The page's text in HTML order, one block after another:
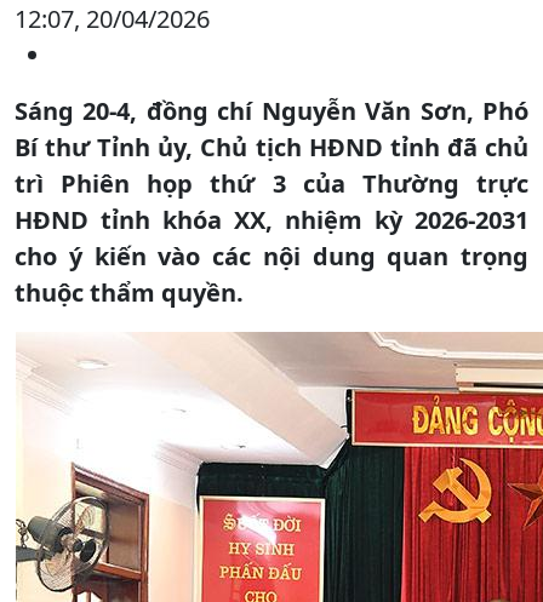
12:07, 20/04/2026
Sáng 20-4, đồng chí Nguyễn Văn Sơn, Phó
Bí thư Tỉnh ủy, Chủ tịch HĐND tỉnh đã chủ
trì Phiên họp thứ 3 của Thường trực
HĐND tỉnh khóa XX, nhiệm kỳ 2026-2031
cho ý kiến vào các nội dung quan trọng
thuộc thẩm quyền.